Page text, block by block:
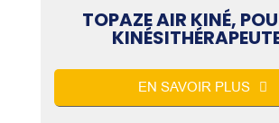
TOPAZE AIR KINÉ,
EN SAVOIR PLUS